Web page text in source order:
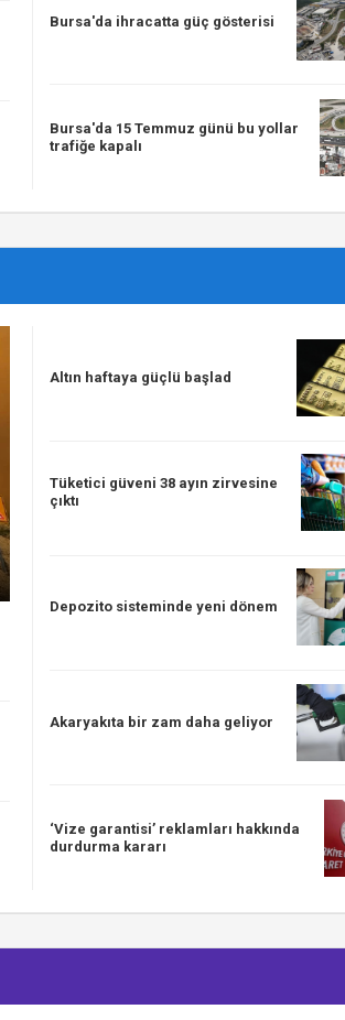
Bursa'da ihracatta güç gösterisi
Bursa'da 15 Temmuz günü bu yollar
trafiğe kapalı
Altın haftaya güçlü başlad
Tüketici güveni 38 ayın zirvesine
çıktı
Depozito sisteminde yeni dönem
Akaryakıta bir zam daha geliyor
‘Vize garantisi’ reklamları hakkında
durdurma kararı